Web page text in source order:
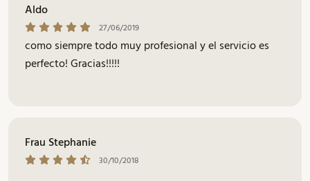
Aldo
27/06/2019
como siempre todo muy profesional y el servicio es
perfecto! Gracias!!!!!
Frau Stephanie
30/10/2018